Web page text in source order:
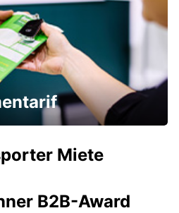
Miete
B2B-Award